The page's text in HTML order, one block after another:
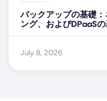
バックアップの基礎
ング、およびDPaaS
July 8, 2026